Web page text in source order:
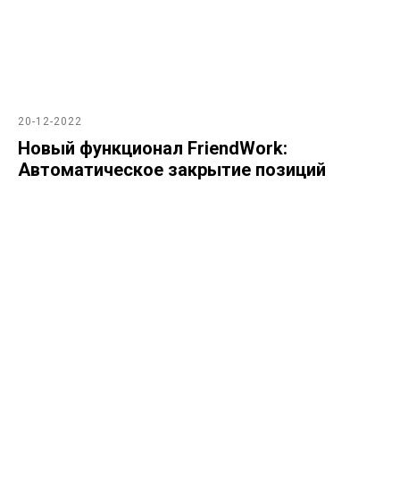
20-12-2022
Новый функционал FriendWork:
Автоматическое закрытие позиций